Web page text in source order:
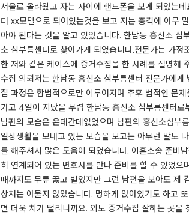
서울로 올라왔고 자는 사이에 핸드폰을 보게 되었는
터 xx모텔으로 되어있는것을 보고 저는 충격에 아무
아야 된다는 것을 알고 있었습니다. 한남동 흥신소
소 심부름센터로 찾아가게 되었습니다.​전문가는 가
한 저와 같은 케이스에 증거수집을 한 사례를 설명해
수집 의뢰저는 한남동 흥신소 심부름센터 전문가에
집 과정은 합법적으로만 이루어지며 추후 법적인 문
가고 4일이 지났을 무렵 한남동 흥신소 심부름센터
남편의 모습은 온데간데없었으며 남편의 흥신소심부
일상생활을 보내고 있는 모습을 보고는 아무런 말도
를 해주셔서 많은 도움이 되었습니다. 이혼소송 준비
히 연계되어 있는 변호사를 만나 준비를 할 수 있었
때까지도 무릎 꿇고 빌었지만 그런 남편을 보아도 제
상처는 아물지 않았습니다. 멍하게 앉아있기도 하고
면 더욱 치가 떨리니까요. ​외도 증거수집 잘하는 곳